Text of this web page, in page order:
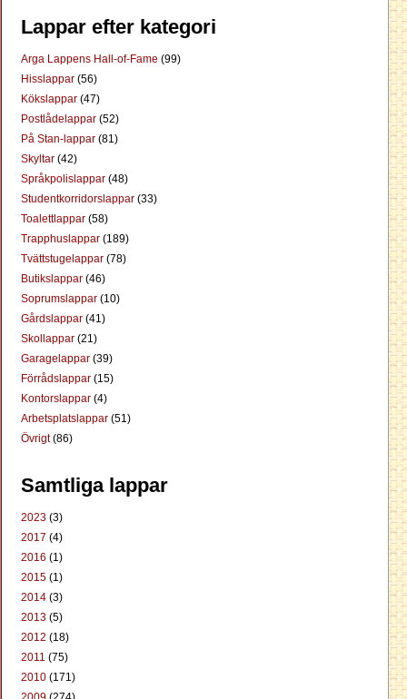
Lappar efter kategori
Arga Lappens Hall-of-Fame (99)
Hisslappar (56)
Kökslappar (47)
Postlådelappar (52)
På Stan-lappar (81)
Skyltar (42)
Språkpolislappar (48)
Studentkorridorslappar (33)
Toalettlappar (58)
Trapphuslappar (189)
Tvättstugelappar (78)
Butikslappar (46)
Soprumslappar (10)
Gårdslappar (41)
Skollappar (21)
Garagelappar (39)
Förrådslappar (15)
Kontorslappar (4)
Arbetsplatslappar (51)
Övrigt(86)
Samtliga lappar
2023 (3)
2017 (4)
2016 (1)
2015 (1)
2014 (3)
2013 (5)
2012 (18)
2011 (75)
2010 (171)